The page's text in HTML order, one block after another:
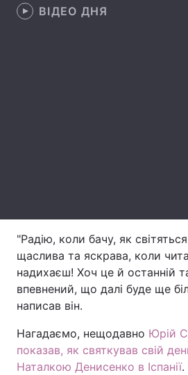
Контакти
Послуги
ВІДЕО ДНЯ
"Радію, коли бачу, як світяться
щаслива та яскрава, коли
надихаєш! Хоч це й останній
впевнений, що далі буде ще
написав він.
Нагадаємо, нещодавно Юрій
показав, як святкував свій
Наталкою Денисенко в Іспанії.